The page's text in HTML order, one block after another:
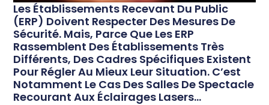
Les Établissements Recevant Du Public
(ERP) Doivent Respecter Des Mesures De
Sécurité. Mais, Parce Que Les ERP
Rassemblent Des Établissements Très
Différents, Des Cadres Spécifiques Existent
Pour Régler Au Mieux Leur Situation. C’est
Notamment Le Cas Des Salles De Spectacle
Recourant Aux Éclairages Lasers…